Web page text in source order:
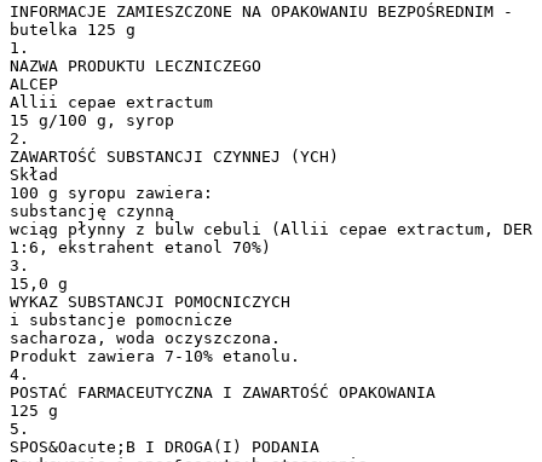
INFORMACJE ZAMIESZCZONE NA OPAKOWANIU BEZPOŚREDNIM -
butelka 125 g
1.
NAZWA PRODUKTU LECZNICZEGO
ALCEP
Allii cepae extractum
15 g/100 g, syrop
2.
ZAWARTOŚĆ SUBSTANCJI CZYNNEJ (YCH)
Skład
100 g syropu zawiera:
substancję czynną
wciąg płynny z bulw cebuli (Allii cepae extractum, DER
1:6, ekstrahent etanol 70%)
3.
15,0 g
WYKAZ SUBSTANCJI POMOCNICZYCH
i substancje pomocnicze
sacharoza, woda oczyszczona.
Produkt zawiera 7-10% etanolu.
4.
POSTAĆ FARMACEUTYCZNA I ZAWARTOŚĆ OPAKOWANIA
125 g
5.
SPOS&Oacute;B I DROGA(I) PODANIA